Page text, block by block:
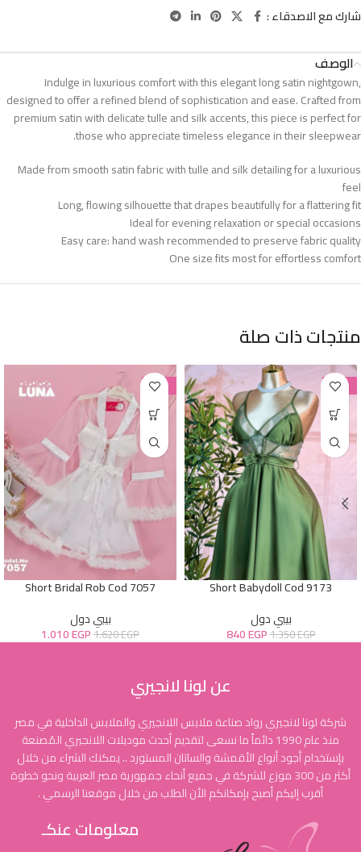
شارك مع الاصدقاء :
الوصف
Indulge in luxurious comfort with this elegant long satin nightgown,
designed to offer a refined blend of sophistication and ease. Crafted from
premium satin with delicate tulle and silk accents, this piece is perfect for
those who appreciate timeless elegance in their sleepwear.
Made from smooth satin fabric with tulle and silk detailing for a luxurious
feel
Long, flowing silhouette that drapes beautifully for a flattering fit
Ideal for evening relaxation or special occasions
Easy care: hand wash recommended to preserve fabric quality
One size fits most for effortless comfort
منتجات ذات صلة
-38%
Short Babydoll Cod 9173
بيبي دول
1.350EGP
840EGP
-38%
Short Bridal Rob Cod 7057
بيبي دول
1.620EGP
1.010EGP
عن لونا لانجيري
شركة لونا لانجيري رواد صناعة ملابس اللانجيري والملابس الداخلية في مصر
منذ عام 1990 دائماً ما نسعى لتقديم أحدث موديلات اللانجيري المُصنعة
بإستخدام أجود أنواع الأقمشة والساتان المستورد .. يمكنك الشراء من خلال
أكثر من 300 موزع للشركة في جميع أنحاء جمهورية مصر العربية ونحو خطوة
أقرب إليكم أصبح بإمكانكم الأن الطلب من خلال موقعنا الرسمي .
معلومات عنكـ